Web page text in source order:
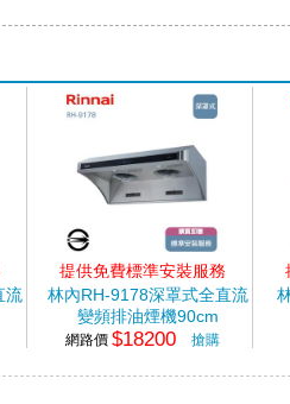
流
提供免費標準安裝服務
林內RH-9178深罩式全直流
變頻排油煙機90cm
網路價 $18200 搶購